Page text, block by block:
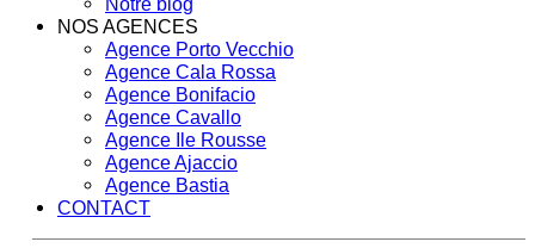
Notre blog
NOS AGENCES
Agence Porto Vecchio
Agence Cala Rossa
Agence Bonifacio
Agence Cavallo
Agence Ile Rousse
Agence Ajaccio
Agence Bastia
CONTACT